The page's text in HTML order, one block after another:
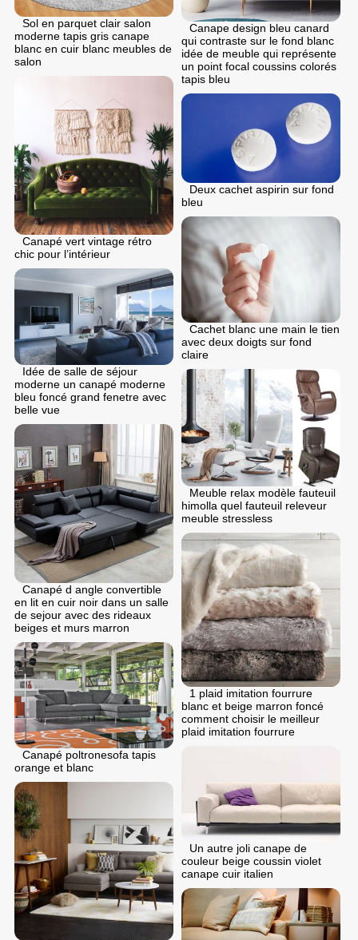
Canape design bleu canard
qui contraste sur le fond blanc
idée de meuble qui représente
un point focal coussins colorés
tapis bleu
Sol en parquet clair salon
moderne tapis gris canape
blanc en cuir blanc meubles de
salon
Canapé vert vintage rétro
chic pour l’intérieur
Deux cachet aspirin sur fond
bleu
Cachet blanc une main le tien
avec deux doigts sur fond
claire
Idée de salle de séjour
moderne un canapé moderne
bleu foncé grand fenetre avec
belle vue
Meuble relax modèle fauteuil
himolla quel fauteuil releveur
meuble stressless
Canapé d angle convertible
en lit en cuir noir dans un salle
de sejour avec des rideaux
beiges et murs marron
1 plaid imitation fourrure
blanc et beige marron foncé
comment choisir le meilleur
plaid imitation fourrure
Canapé poltronesofa tapis
orange et blanc
Un autre joli canape de
couleur beige coussin violet
canape cuir italien